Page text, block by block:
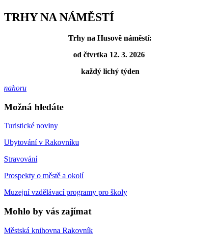
TRHY NA NÁMĚSTÍ
Trhy na Husově náměstí:
od čtvrtka 12. 3. 2026
každý lichý týden
nahoru
Možná hledáte
Turistické noviny
Ubytování v Rakovníku
Stravování
Prospekty o městě a okolí
Muzejní vzdělávací programy pro školy
Mohlo by vás zajímat
Městská knihovna Rakovník